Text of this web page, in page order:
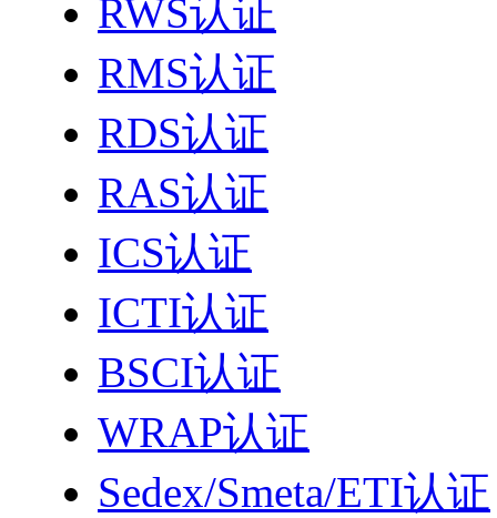
RWS认证
RMS认证
RDS认证
RAS认证
ICS认证
ICTI认证
BSCI认证
WRAP认证
Sedex/Smeta/ETI认证